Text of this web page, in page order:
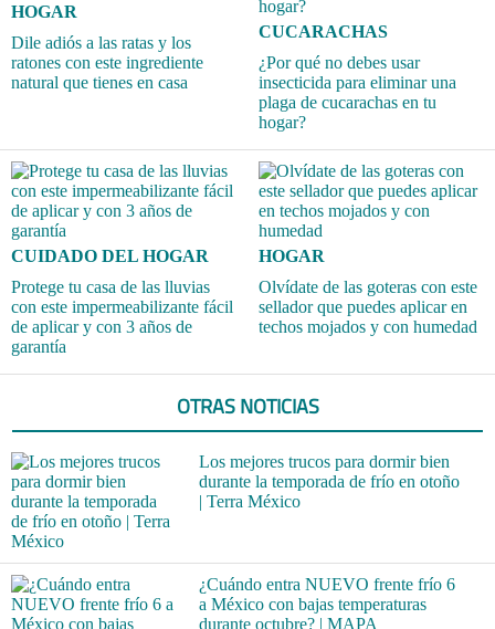
HOGAR
Dile adiós a las ratas y los
ratones con este ingrediente
natural que tienes en casa
CUCARACHAS
¿Por qué no debes usar
insecticida para eliminar una
plaga de cucarachas en tu
hogar?
CUIDADO DEL HOGAR
Protege tu casa de las lluvias
con este impermeabilizante fácil
de aplicar y con 3 años de
garantía
HOGAR
Olvídate de las goteras con este
sellador que puedes aplicar en
techos mojados y con humedad
OTRAS NOTICIAS
Los mejores trucos para dormir bien
durante la temporada de frío en otoño
| Terra México
¿Cuándo entra NUEVO frente frío 6
a México con bajas temperaturas
durante octubre? | MAPA